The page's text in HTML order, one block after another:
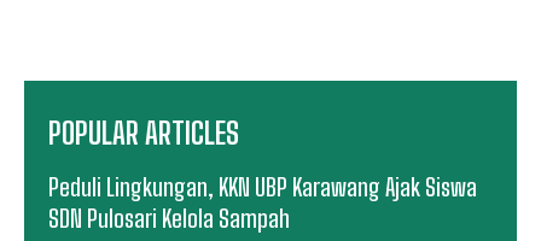
POPULAR ARTICLES
Peduli Lingkungan, KKN UBP Karawang Ajak Siswa
SDN Pulosari Kelola Sampah